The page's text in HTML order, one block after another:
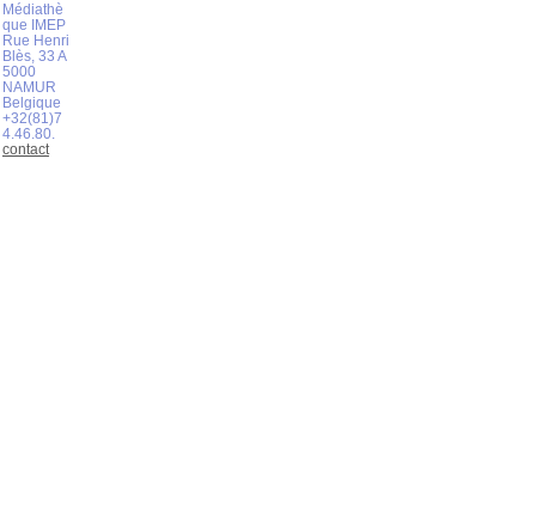
Médiathè
que IMEP
Rue Henri
Blès, 33 A
5000
NAMUR
Belgique
+32(81)7
4.46.80.
contact